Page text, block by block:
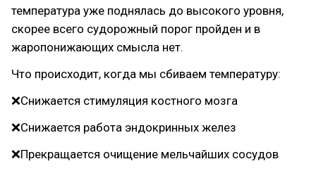
температура уже поднялась до высокого уровня,
скорее всего судорожный порог пройден и в
жаропонижающих смысла нет.
Что происходит, когда мы сбиваем температуру:
❌Снижается стимуляция костного мозга
❌Снижается работа эндокринных желез
❌Прекращается очищение мельчайших сосудов